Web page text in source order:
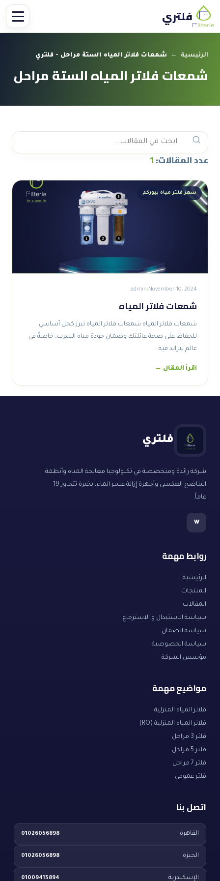
فلتري
الرئيسية ← شمعات فلاتر المياه الستة مراحل - فلتري
شمعات فلاتر المياه الستة مراحل
عدد المقالات:1
سعر فلتر مياه بيوركم
November 10, 2024
admin
شمعات فلاتر المياه
شمعات فلاتر المياه شمعات فلاتر المياه تبرز كحل أساسي
للحفاظ على صحة عائلتك وضمان جودة مياه الشرب، خاصةً في
عالم يتزايد فيه…
اقرأ المقال ←
فلتري
شركة رائدة ومتخصصة في تكنولوجيا معالجة المياه وأنظمة
التناضح العكسي وأجهزة إزالة عسر الماء، بخبرة تتجاوز 19
عاماً.
w
روابط مهمة
الرئيسية
المنتجات
المقالات
سياسة الاستبدال و الاسترجاع
سياسة الضمان
سياسة الخصوصية
مؤسس الشركة
مواضيع مهمة
فلاتر المياه المنزلية
فلاتر المياه المنزلية (RO)
فلتر 3 مراحل
فلتر 5 مراحل
فلتر 7 مراحل
فلتر عمومي
اتصل بنا
القاهرة 01026056898
الجيزة 01026056898
الإسكندرية 01009415894